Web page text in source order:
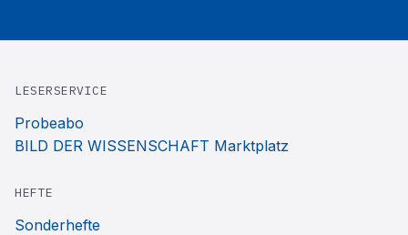
LESERSERVICE
Probeabo
BILD DER WISSENSCHAFT Marktplatz
HEFTE
Sonderhefte